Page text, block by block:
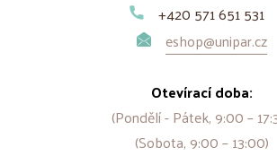
+420 571 651 531
eshop@unipar.cz
Otevírací doba:
(Pondělí - Pátek, 9:00 –
(Sobota, 9:00 – 13:00)